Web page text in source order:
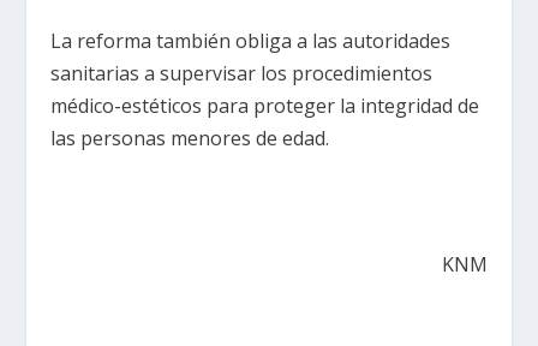
La reforma también obliga a las autoridades
sanitarias a supervisar los procedimientos
médico-estéticos para proteger la integridad de
las personas menores de edad.
KNM